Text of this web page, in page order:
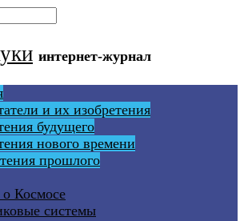
интернет-журнал
и их изобретения
будущего
нового времени
прошлого
Космосе
системы